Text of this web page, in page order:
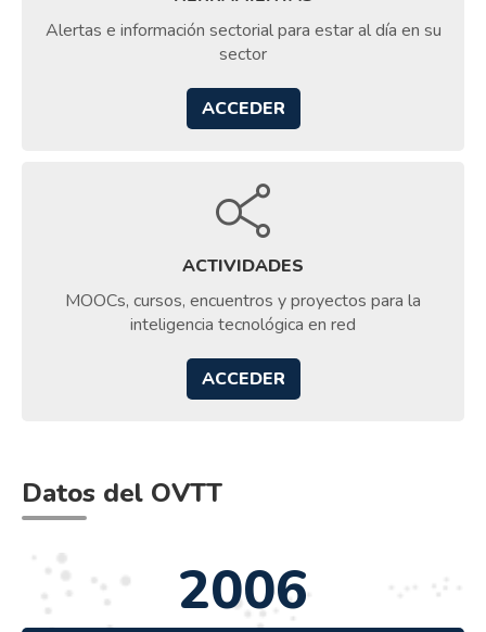
Alertas e información sectorial para estar al día en su
sector
ACCEDER
ACTIVIDADES
MOOCs, cursos, encuentros y proyectos para la
inteligencia tecnológica en red
ACCEDER
Datos del OVTT
2006